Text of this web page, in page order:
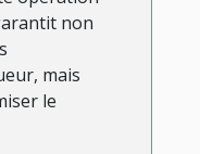
non
mais
le